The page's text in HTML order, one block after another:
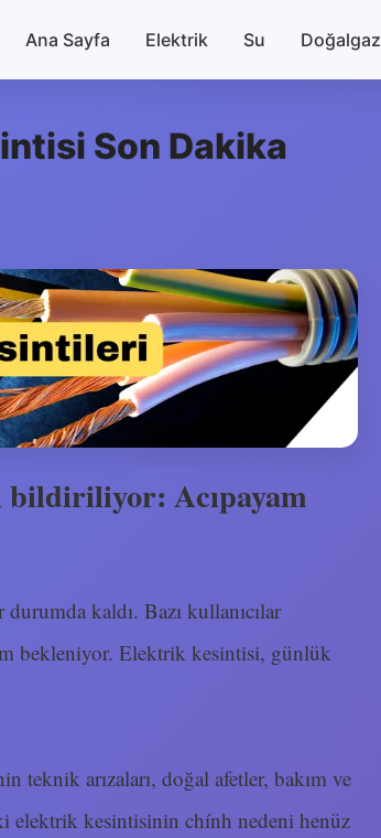
Ana Sayfa Elektrik Su Doğalgaz
Son Dakika
bildiriliyor: Acıpayam
kaldı. Bazı kullanıcılar
bekleniyor. Elektrik kesintisi, günlük
teknik arızaları, doğal afetler, bakım ve
elektrik kesintisinin chính nedeni henüz